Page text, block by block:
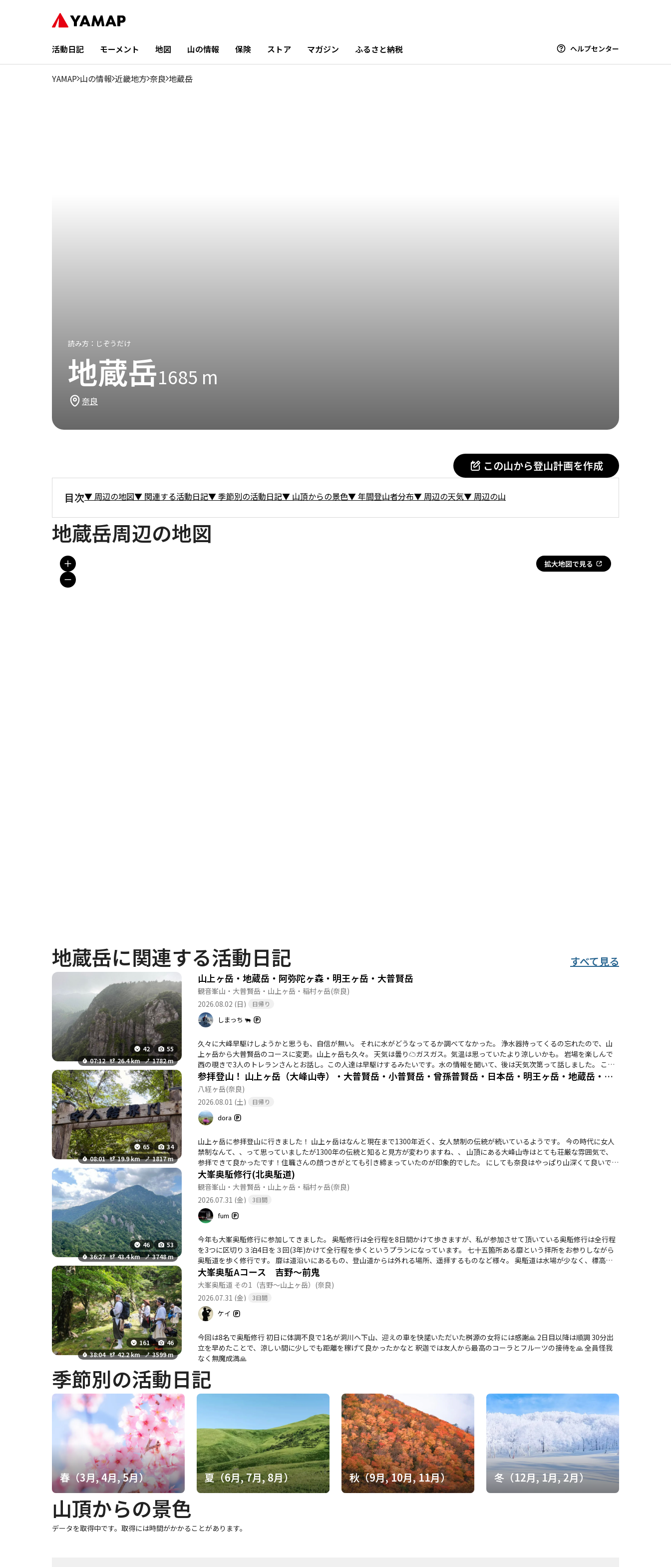
活動日記 モーメント 地図 山の情報 保険 ストア マガジン ふるさと納税 ヘルプセンター
YAMAP 山の情報 近畿地方 奈良 地蔵岳
読み方： じぞうだけ
地蔵岳1685 m
奈良
この山から登山計画を作成
目次▼ 周辺の地図▼ 関連する活動日記▼季節別の活動日記▼ 山頂からの景色▼年間登山者分布▼ 周辺の天気▼ 周辺の山
地蔵岳周辺の地図
拡大地図で見る
地蔵岳に関連する活動日記 すべて見る
42
55
07:12
26.4 km 1782 m
山上ヶ岳・地蔵岳・阿弥陀ヶ森・明王ヶ岳・大普賢岳
観音峯山・大普賢岳・山上ヶ岳・稲村ヶ岳(奈良)
2026.08.02 (日)
日帰り
しまっち 🐃
久々に大峰早駆けしようかと思うも、自信が無い。 それに水がどうなってるか調べてなかった。 浄水器持ってくるの忘れたので、山
上ヶ岳から大普賢岳のコースに変更。山上ヶ岳も久々。 天気は曇り☁️ガスガス。気温は思っていたより涼しいかも。 岩場を楽しんで
西の覗きで3人のトレランさんとお話し。この人達は早駆けするみたいです。水の情報を聞いて、後は天気次第って話しました。 この
まま曇ってるとかなり助かるんだよね。 何か久々に走ってみたくなっちゃった💨 少し後を追う形で追跡させてもらいました。 小笹ノ
宿の水場は枯れずに流れてました。 補給してる間に先に行く事に。 今回阿弥陀ヶ森のピーク取ってなかったので取りに。降りてくる
と流石トレランさんもう追いついて来た。 大普賢で折り返すので、少し追ってもらって走らせて貰いました。かなり心拍数上がったけ
ど、汗がこんなに吹き出るのはいつぶりだろう。 楽しかった。 行者還岳の水場はあがってる情報なので、私はこの後の水は足りそうな
ので気持ち水を貰って貰いました。 そして折り返しながら1人だと歩けと楽をしてしまう🤣 山上ヶ岳に戻って来て、御祈祷を聞きな
がら、山上の時間を満喫出来ました。 レンゲ辻に向かい、稲村ヶ岳登山道で下山して、ゴロゴロの水を500ミリ✖️４本入れて帰りまし
た。 洞川はもう凄い観光スポットとなってしまっていて、すれ違う車と歩行者で大渋滞💦人の多いのと、待つのが苦手なので、温泉も
ご飯も食べずに、帰宅まで直行便でした🚗
65
34
08:01
19.9 km 1817 m
参拝登山！ 山上ヶ岳（大峰山寺）・大普賢岳・小普賢岳・曾孫普賢岳・日本岳・明王ヶ岳・地蔵岳・竜ヶ岳・和佐又山・阿弥陀ヶ森
八経ヶ岳(奈良)
2026.08.01 (土)
日帰り
dora
山上ヶ岳に参拝登山に行きました！ 山上ヶ岳はなんと現在まで1300年近く、女人禁制の伝統が続いているようです。 今の時代に女人
禁制なんて、、って思っていましたが1300年の伝統と知ると見方が変わりますね、、 山頂にある大峰山寺はとても荘厳な雰囲気で、
参拝できて良かったです！住職さんの顔つきがとても引き締まっていたのが印象的でした。 にしても奈良はやっぱり山深くて良いです
ね！ 山々の景色も圧巻ですし、標高が1500m以上あるのであんまり暑くない！ 夏なのに苦しさを全然感じない、楽しいだけの登山で
最高でした！！ 歩行距離が20kmにギリギリ届かなかったのだけが心残り🫠
46
53
36:27
43.4 km 3748 m
大峯奥駈修行(北奥駈道)
観音峯山・大普賢岳・山上ヶ岳・稲村ヶ岳(奈良)
2026.07.31 (金)
3日間
fum
今年も大峯奥駈修行に参加してきました。 奥駈修行は全行程を8日間かけて歩きますが、私が参加させて頂いている奥駈修行は全行程
を3つに区切り３泊4日を３回(3年)かけて全行程を歩くというプランになっています。 七十五箇所ある靡という拝所をお参りしながら
奥駈道を歩く修行です。 靡は道沿いにあるもの、登山道からは外れる場所、遥拝するものなど様々。 奥駈道は水場が少なく、標高が
低い険しい山なので夏場はかなり過酷です。 修行中の食事は精進(肉や魚は食べられない）となります。 今回は北コースで吉野から前
鬼まで。 奥駈道の中では標高が高く景色のいいエリア。 初日は吉野から山上ヶ岳まで。 2日目は山上ヶ岳から弥山まで。 3日目は弥山
から前鬼まで。 メンバーは8名。 この週末は下界は猛暑日予報なのできっと暑くなるだろう。 初日。 吉野金峯山寺から靡に立ち寄りな
がら、行けるところまでは車で行く予定でしたが、林道崩落により予定の約3kmちょっと手前から登山道に入る。 晴天。 このあたり
はまだ標高低いのでかなり暑い。 メンバーの1名が体調不良となり、しばらく休憩したけれど回復難しそうなため離脱。 不本意だろう
が山深くなる前に自身で止める判断が出来ることは凄い。 離脱者の想いも背負ってだらだら続くのぼりを進む。 洞辻茶屋までくると
大峯山入峯修行で度々、そして先週も歩いている良く知った道。 が暑い中の連泊装備を背負っての道。 知った道がやたら長く感じ
る。 日没前に山上ヶ岳参籠所到着。 綺麗な夕焼けが見えた。 2日目 予定では4時出発であったが、涼しい時間に少しでも距離を稼いで
おきたいという判断で3時半出発。 弁当２つを持ち出発。 小笹で水補給し阿弥陀ケ森で朝食。 明るくなってきた。 涼しいし風もあり
い稜線を進む。 荷物軽ければ走りたくなるような道。 午後になっても風がありペースダウンなく進める。 途中、風の当たるところで3
0分昼寝タイムという初の試み。 ちょうど眠くなってきた自分にはちょうどいい休養。 横になって15分くらい寝られた。 眠気はなく
なり頭はスッキリ。 その後も大きなペースダウンは無く進む。 弥山が近付くとハイカーの姿増える。 聖宝さんでお勤めして、最後の
激坂は各自のペースで登る。 自分は自身の修行のためペースを上げて休まず登る。 以前は大半を走れたが今年はほぼ歩き。 少しずつ
老いているのが分かる。 弥山でお勤めして山小屋へ。 相変わらず行者に優しい小屋番さんでした。 3日目。 昨日同様3時半出発。 例年
は八経ヶ岳でご来光を見て朝食を摂るが今日は暗いうちに八経ヶ岳をこえる。 ちなみには山頂はガス。 昨日ほどでは無いものの、風
が吹き涼しい。 すれ違ったハイカーさんに昨日熊を見たので気をつけてと言われる。 次第にガスが切れて景色が良くなる。 そして暑
くなる。 遠くに釈迦ヶ岳が見える。 小さいアップダウンを繰り返し少しずつ釈迦ヶ岳に近づく。 足元不安定な笹道。 気をつけていた
けど1度コケた。 釈迦ヶ岳が近付くとピークは見えなくなる。 何度か偽ピークに騙されながらもようやく山頂へ。 メンバーの友人が山
頂に居て、冷たいコーラを差し入れて下さった。 続いて大日岳の長い鎖。 鎖は新しくなっていた。 太古の辻から前鬼への長い下り。
階段とザレた道。 慎重に下り前鬼の小仲坊へ。 初日離脱したメンバー、その他行者中間出迎えてくれた。 五鬼助さんも食事の席に入
ってくださり歓談。 4日目。 前鬼から車での移動。 と金剛寺と不動窟を経由し大和上市駅まで行く予定であったが、不動窟は定休日に
161
46
38:04
42.2 km 3599 m
大峯奥駈Aコース 吉野〜前鬼
大峯奥駈道 その1（吉野～山上ヶ岳） (奈良)
2026.07.31 (金)
3日間
ケイ
今回は8名で奥駈修行 初日に体調不良で1名が洞川へ下山、迎えの車を快諾いただいた桝源の女将には感謝🙏 2日目以降は順調 30分出
立を早めたことで、涼しい間に少しでも距離を稼げて良かったかなと 釈迦では友人から最高のコーラとフルーツの接待を🙏 全員怪我
なく無魔成満🙏
季節別の活動日記
春（3月, 4月, 5月） 夏（6月, 7月, 8月） 秋（9月, 10月, 11月） 冬（12月, 1月, 2月）
山頂からの景色
データを取得中です。取得には時間がかかることがあります。
4月 5月 6月
19.59%29.27% 13.83% 8.07%7.38% 8.99%3% 8.07%1.62%